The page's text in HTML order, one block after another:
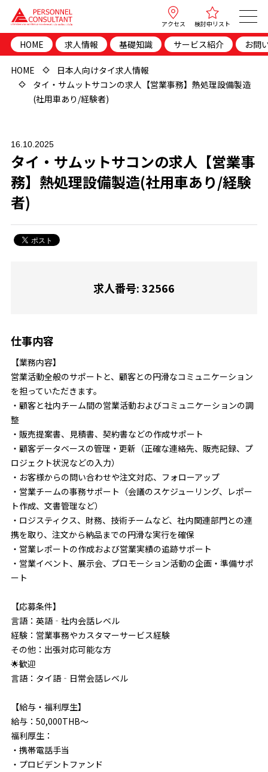
アクセス 検討中リスト
HOME 求人情報 基礎知識 サービス紹介 お問
HOME
日本人向けタイ求人情報
タイ・サムットサコンの求人【営業事務】熱処理設備製造
(社用車あり/経験者)
16.10.2025
タイ・サムットサコンの求人【営業事
務】熱処理設備製造(社用車あり/経験
者)
求人番号: 32566
仕事内容
【業務内容】
営業活動全般のサポートと、顧客との円滑なコミュニケーション
を担っていただきます。
・顧客と社内チーム間の営業活動およびコミュニケーションの調
整
・販売提案書、見積書、契約書などの作成サポート
・顧客データベースの管理・更新（正確な連絡先、販売記録、プ
ロジェクト状況などの入力）
・お客様からの問い合わせや注文対応、フォローアップ
・営業チームの事務サポート（会議のスケジューリング、レポー
ト作成、文書管理など）
・ロジスティクス、財務、技術チームなど、社内関連部門との連
携を取り、注文から納品までの円滑な実行を確保
・営業レポートの作成および営業実績の追跡サポート
・営業イベント、展示会、プロモーション活動の企画・準備サポ
ート
【応募条件】
言語：英語‐社内会話レベル
経験：営業事務やカスタマーサービス経験
その他：出張対応可能な方
🌟歓迎
言語：タイ語‐日常会話レベル
【給与・福利厚生】
給与：50,000THB～
福利厚生：
・携帯電話手当
・プロビデントファンド